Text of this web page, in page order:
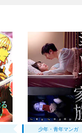
少年・青年マンガ